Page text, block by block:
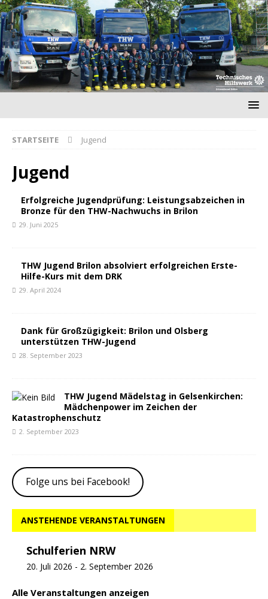
STARTSEITE Jugend
Jugend
Erfolgreiche Jugendprüfung: Leistungsabzeichen in
Bronze für den THW-Nachwuchs in Brilon
29. Juni 2025
THW Jugend Brilon absolviert erfolgreichen Erste-
Hilfe-Kurs mit dem DRK
29. April 2024
Dank für Großzügigkeit: Brilon und Olsberg
unterstützen THW-Jugend
28. September 2023
THW Jugend Mädelstag in Gelsenkirchen:
Mädchenpower im Zeichen der
Katastrophenschutz
2. September 2023
Folge uns bei Facebook!
ANSTEHENDE VERANSTALTUNGEN
Schulferien NRW
20. Juli 2026 - 2. September 2026
Alle Veranstaltungen anzeigen